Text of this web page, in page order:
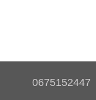
0675152447